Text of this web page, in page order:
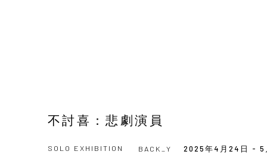
不討喜：悲劇演員
SOLO EXHIBITION 2025年4月24日 - 5
BACK_Y